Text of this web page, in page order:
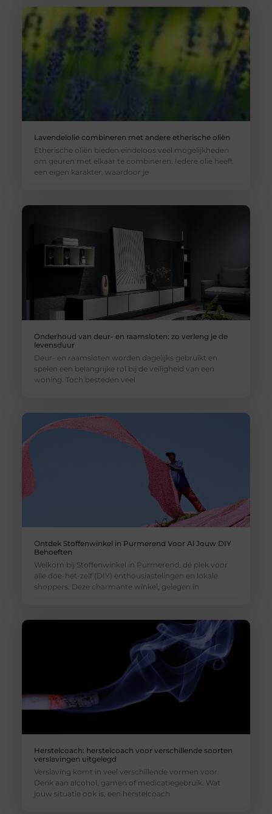
Lavendelolie combineren met andere etherische oliën
Etherische oliën bieden eindeloos veel mogelijkheden
om geuren met elkaar te combineren. Iedere olie heeft
een eigen karakter, waardoor je
Onderhoud van deur- en raamsloten: zo verleng je de
levensduur
Deur- en raamsloten worden dagelijks gebruikt en
spelen een belangrijke rol bij de veiligheid van een
woning. Toch besteden veel
Ontdek Stoffenwinkel in Purmerend Voor Al Jouw DIY
Behoeften
Welkom bij Stoffenwinkel in Purmerend, dé plek voor
alle doe-het-zelf (DIY) enthousiastelingen en lokale
shoppers. Deze charmante winkel, gelegen in
Herstelcoach: herstelcoach voor verschillende soorten
verslavingen uitgelegd
Verslaving komt in veel verschillende vormen voor.
Denk aan alcohol, gamen of medicatiegebruik. Wat
jouw situatie ook is, een herstelcoach